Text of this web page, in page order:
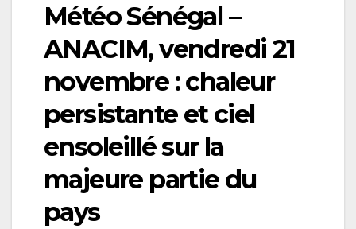
Météo Sénégal –
ANACIM, vendredi 21
novembre : chaleur
persistante et ciel
ensoleillé sur la
majeure partie du
pays